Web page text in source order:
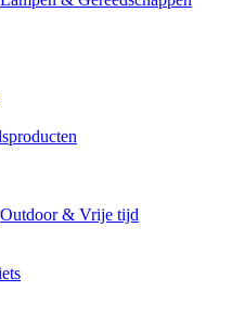
Outdoor & Vrije tijd